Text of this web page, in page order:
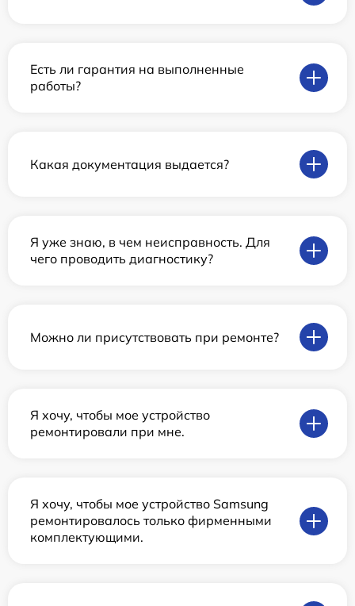
Есть ли гарантия на выполненные
работы?
Какая документация выдается?
Я уже знаю, в чем неисправность. Для
чего проводить диагностику?
Можно ли присутствовать при ремонте?
Я хочу, чтобы мое устройство
ремонтировали при мне.
Я хочу, чтобы мое устройство Samsung
ремонтировалось только фирменными
комплектующими.